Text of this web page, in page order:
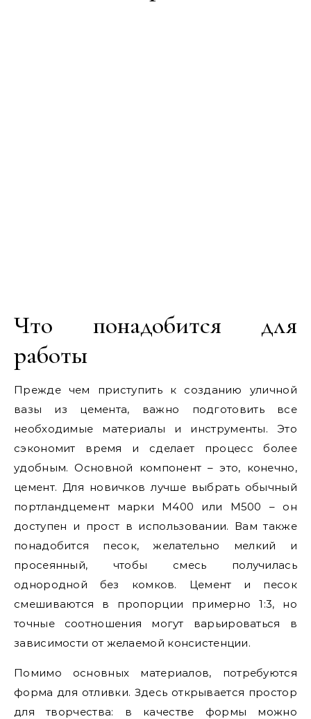
Что понадобится для
работы
Прежде чем приступить к созданию уличной
вазы из цемента, важно подготовить все
необходимые материалы и инструменты. Это
сэкономит время и сделает процесс более
удобным. Основной компонент – это, конечно,
цемент. Для новичков лучше выбрать обычный
портландцемент марки М400 или М500 – он
доступен и прост в использовании. Вам также
понадобится песок, желательно мелкий и
просеянный, чтобы смесь получилась
однородной без комков. Цемент и песок
смешиваются в пропорции примерно 1:3, но
точные соотношения могут варьироваться в
зависимости от желаемой консистенции.
Помимо основных материалов, потребуются
форма для отливки. Здесь открывается простор
для творчества: в качестве формы можно